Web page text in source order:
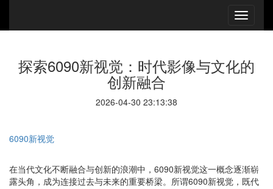
探索6090新视觉：时代影像与文化的
创新融合
2026-04-30 23:13:38
6090新视觉
在当代文化不断融合与创新的浪潮中，6090新视觉这一概念逐渐崭
露头角，成为连接过去与未来的重要桥梁。所谓6090新视觉，既代